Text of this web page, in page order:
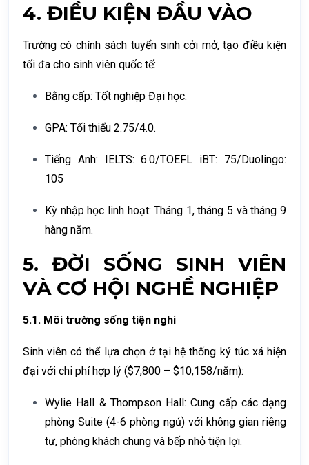
4. ĐIỀU KIỆN ĐẦU VÀO
Trường có chính sách tuyển sinh cởi mở, tạo điều kiện
tối đa cho sinh viên quốc tế:
Bằng cấp: Tốt nghiệp Đại học.
GPA: Tối thiểu 2.75/4.0.
Tiếng Anh: IELTS: 6.0/TOEFL iBT: 75/Duolingo:
105
Kỳ nhập học linh hoạt: Tháng 1, tháng 5 và tháng 9
hàng năm.
5. ĐỜI SỐNG SINH VIÊN
VÀ CƠ HỘI NGHỀ NGHIỆP
5.1. Môi trường sống tiện nghi
Sinh viên có thể lựa chọn ở tại hệ thống ký túc xá hiện
đại với chi phí hợp lý ($7,800 – $10,158/năm):
Wylie Hall & Thompson Hall: Cung cấp các dạng
phòng Suite (4-6 phòng ngủ) với không gian riêng
tư, phòng khách chung và bếp nhỏ tiện lợi.